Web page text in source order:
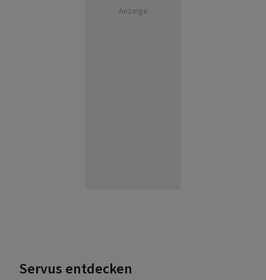
Anzeige
Servus entdecken